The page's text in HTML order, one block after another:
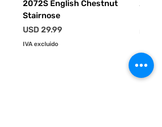
2072S English Chestnut
Stairnose
Precio
USD 29.99
IVA excluido